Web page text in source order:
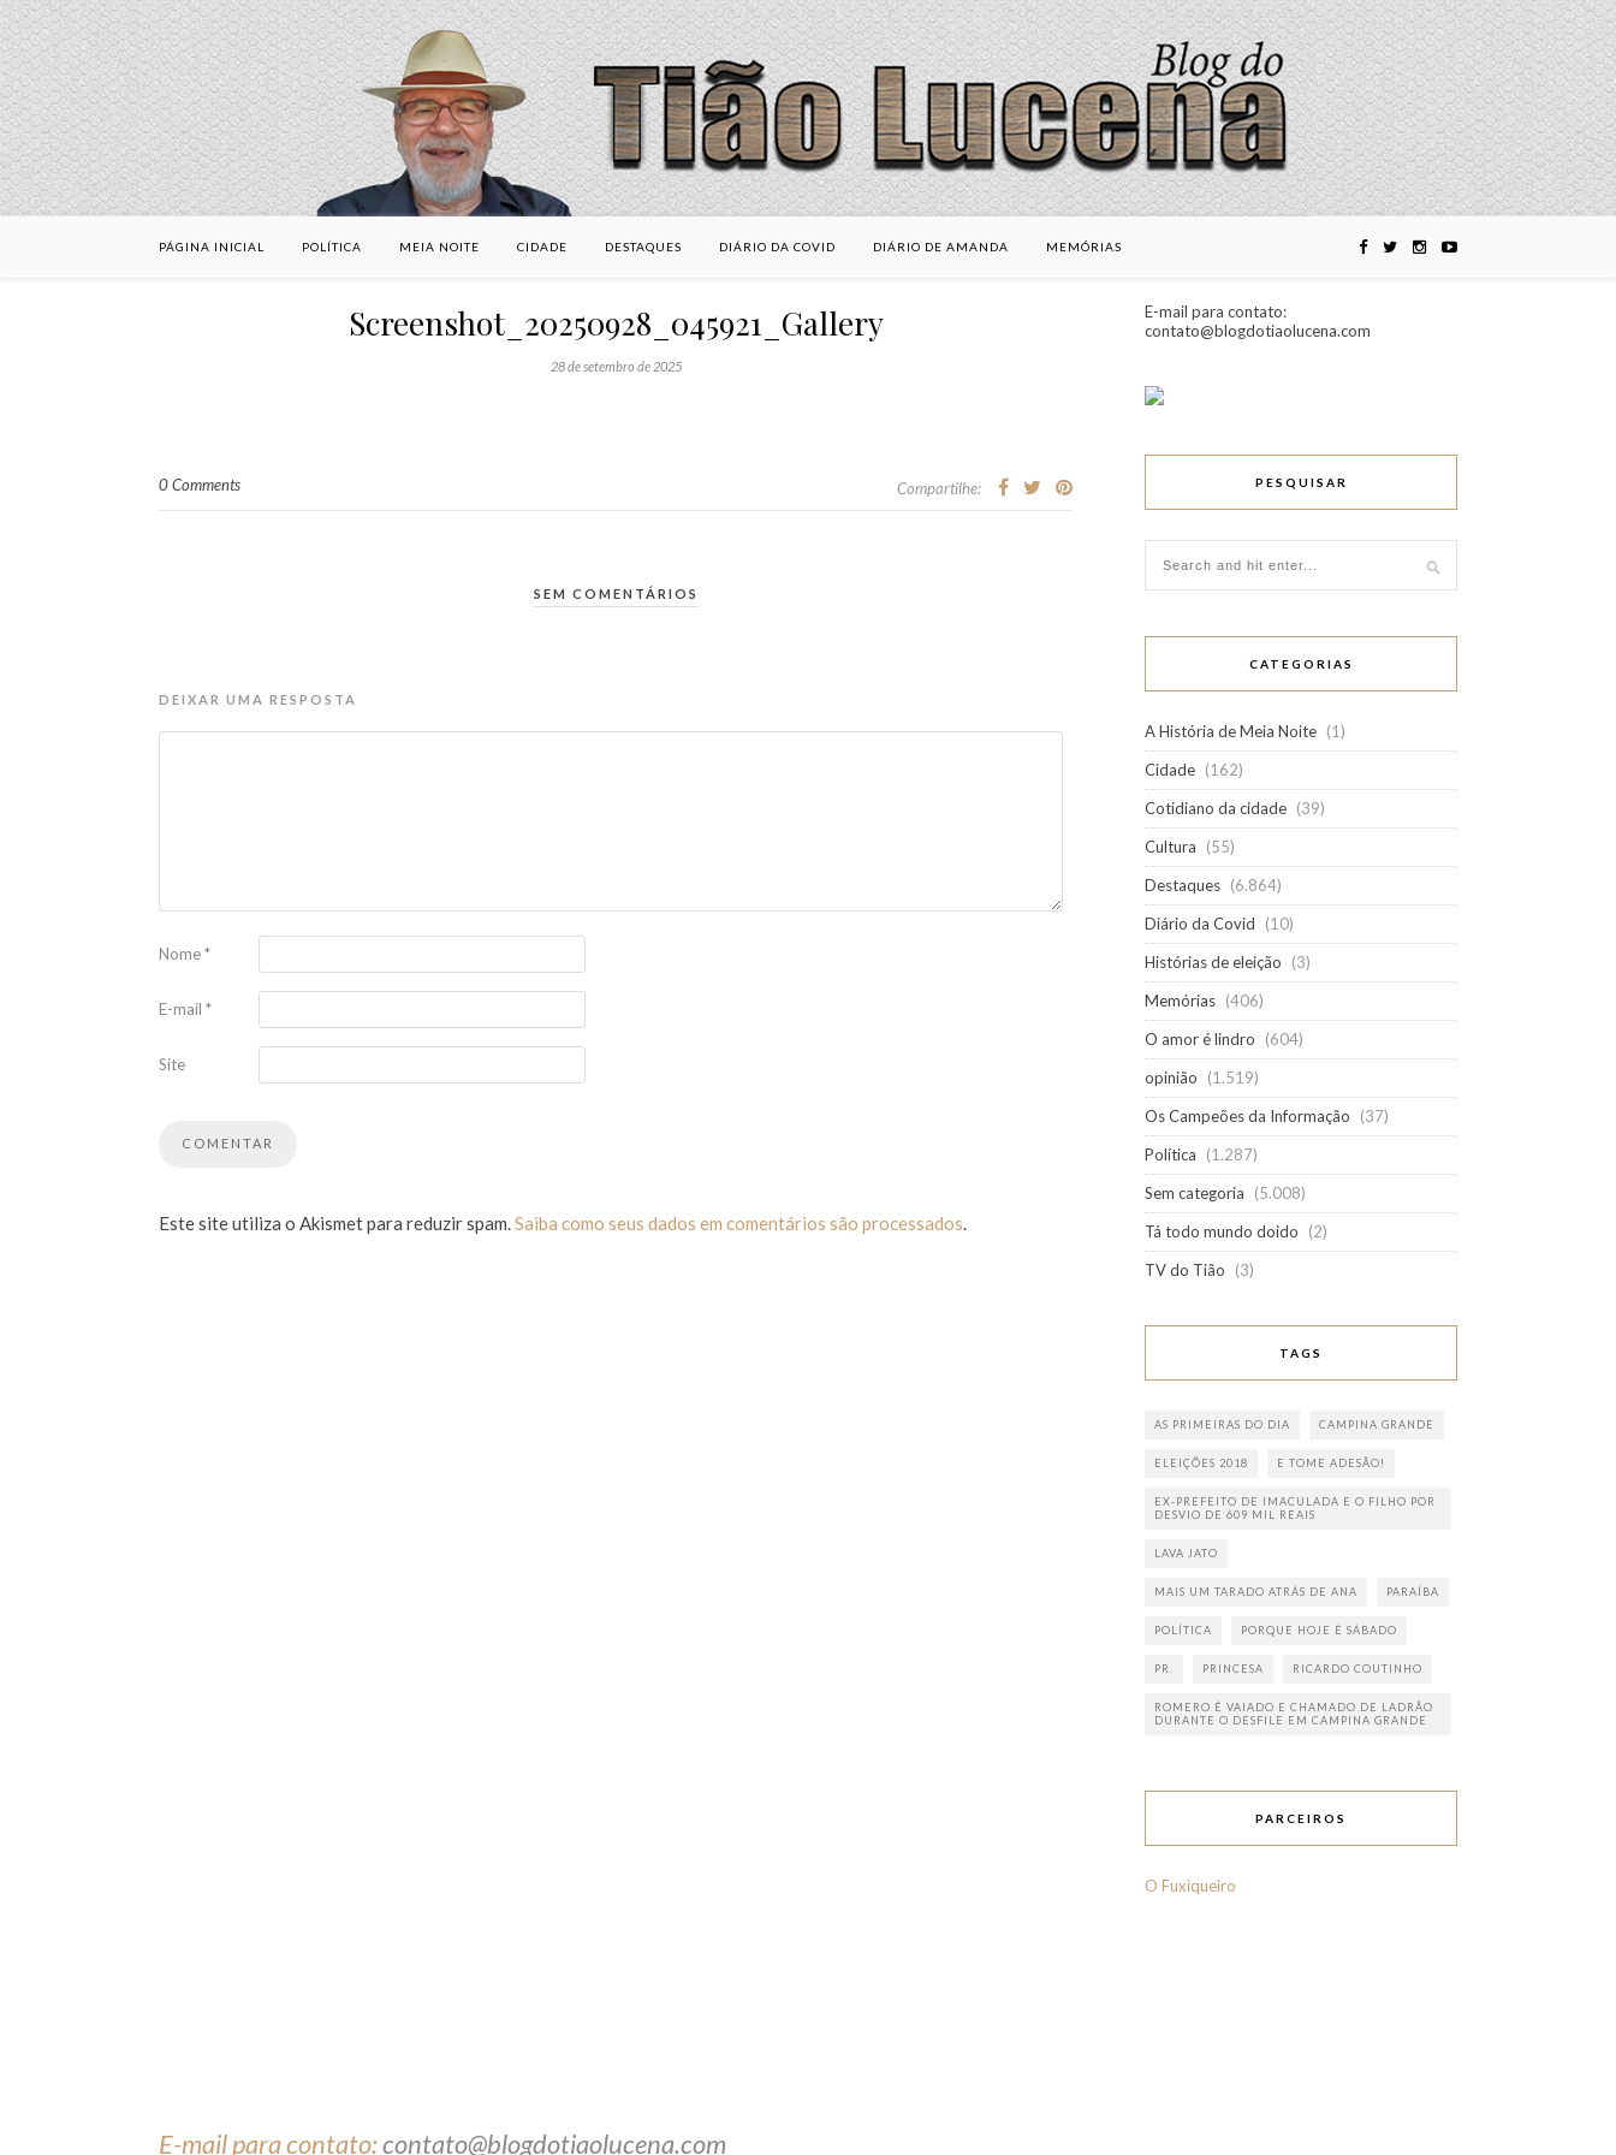
PÁGINA INICIAL POLÍTICA MEIA NOITE CIDADE DESTAQUES DIÁRIO DA COVID DIÁRIO DE AMANDA MEMÓRIAS
Screenshot_20250928_045921_Gallery
28 de setembro de 2025
0 Comments Compartilhe:
SEM COMENTÁRIOS
DEIXAR UMA RESPOSTA
Nome*
E-mail *
Site
Este site utiliza o Akismet para reduzir spam.Saiba como seus dados em comentários são processados.
E-mail para contato:
contato@blogdotiaolucena.com
PESQUISAR
CATEGORIAS
A História de Meia Noite (1)
Cidade (162)
Cotidiano da cidade (39)
Cultura
(55)
Destaques (6.864)
Diário da Covid
(10)
Histórias de eleição
(3)
Memórias (406)
O amor é lindro
(604)
opinião
(1.519)
Os Campeões da Informação
(37)
Política
(1.287)
Sem categoria
(5.008)
Tá todo mundo doido
(2)
TV do Tião
(3)
TAGS
AS PRIMEIRAS DO DIA CAMPINA GRANDE
ELEIÇÕES 2018 E TOME ADESÃO!
EX-PREFEITO DE IMACULADA E O FILHO POR
DESVIO DE 609 MIL REAIS
LAVA JATO
MAIS UM TARADO ATRÁS DE ANA PARAÍBA
POLÍTICA PORQUE HOJE É SÁBADO
PR. PRINCESA RICARDO COUTINHO
ROMERO É VAIADO E CHAMADO DE LADRÃO
DURANTE O DESFILE EM CAMPINA GRANDE
PARCEIROS
O Fuxiqueiro
E-mail para contato:contato@blogdotiaolucena.com